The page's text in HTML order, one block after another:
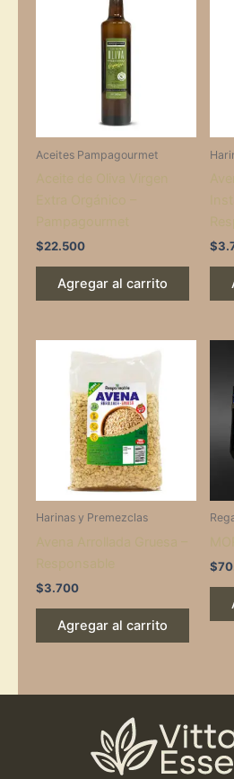
Aceites Pampagourmet
$22.500
Agregar al carrito
$
Harinas y Premezclas
$3.700
Agregar al carrito
$